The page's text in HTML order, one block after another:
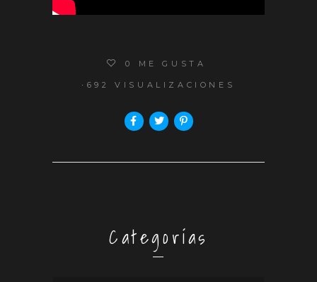
0 ME GUSTA
692 VISUALIZACIONES
Categorías